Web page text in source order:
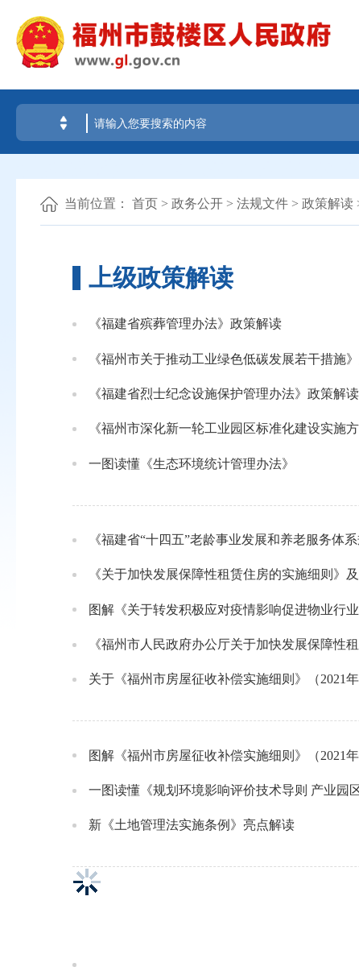
当前位置： 首页 > 政务公开 > 法规文件 > 政策解读
上级政策解读
《福建省殡葬管理办法》政策解读
《福州市关于推动工业绿色低碳发展若干措施
《福建省烈士纪念设施保护管理办法》政策解读
《福州市深化新一轮工业园区标准化建设实施
一图读懂《生态环境统计管理办法》
《福建省“十四五”老龄事业发展和养老服务体
《关于加快发展保障性租赁住房的实施细则》
图解《关于转发积极应对疫情影响促进物业行
《福州市人民政府办公厅关于加快发展保障性
关于《福州市房屋征收补偿实施细则》（2021
图解《福州市房屋征收补偿实施细则》（2021
一图读懂《规划环境影响评价技术导则 产业园区
新《土地管理法实施条例》亮点解读